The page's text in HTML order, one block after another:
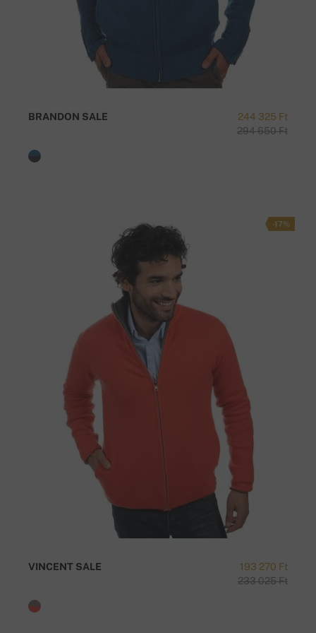
244 325 Ft
294 650 Ft
BRANDON SALE
-17%
193 270 Ft
233 025 Ft
VINCENT SALE